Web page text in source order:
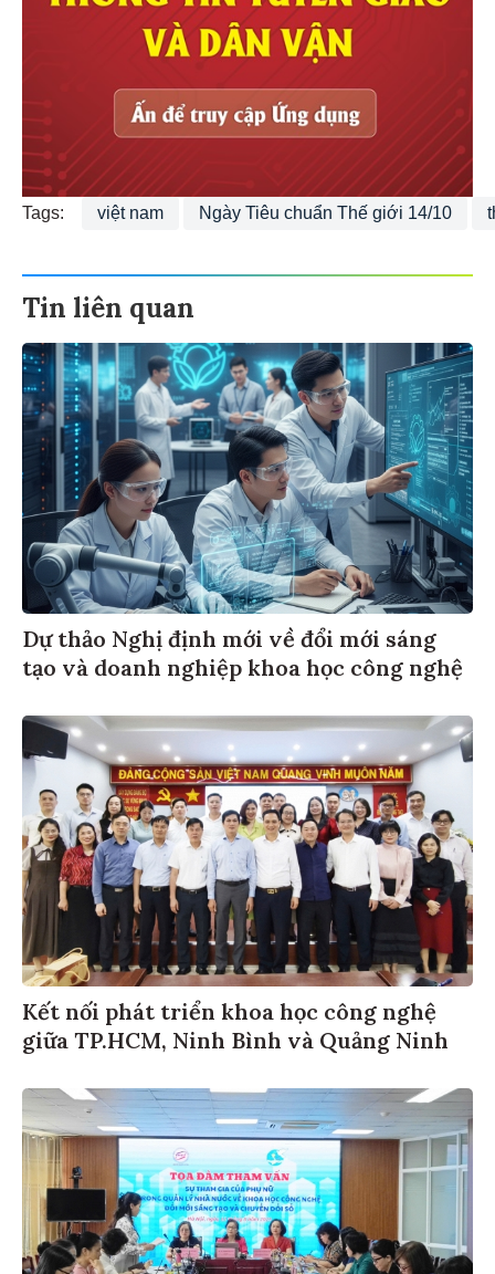
Tags: việt nam Ngày Tiêu chuẩn Thế giới 14/10
Tin liên quan
Dự thảo Nghị định mới về đổi mới sáng
tạo và doanh nghiệp khoa học công nghệ
Kết nối phát triển khoa học công nghệ
giữa TP.HCM, Ninh Bình và Quảng Ninh